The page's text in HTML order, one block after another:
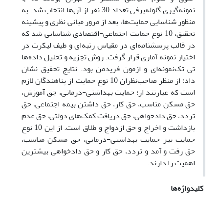
نمونه‌گیری گلوله‌برفی تعداد 30 نفر از آن‌ها انتخاب شد. به
منظور شناسایی حمایت‌ها، بعد از مرور مبانی نظری و پیشینه
تحقیق، 10 نوع حمایت اجتماعی-اقتصادی شناسایی شد که
در قالب پرسشنامه‌‌ای در مقیاس رتبه‌ای و طیف لیکرت در
اختیار نمونه آماری قرار گرفت. روش تجزیه و تحلیل داده‌ها
تی تک‌نمونه‌ای و ازمون فریدمن بود. نتایج تحقیق نشان
داد: از منظر صاحب‌نظران 10 نوع حمایت از پناهندگان لازم
است که عبارتند از؛ حمایت بهداشتی-درمانی، جق آموزش،
حق مسکن مناسب، حق کار، حق داشتن بیمه اجتماعی، حق
تردد، حق دادخواهی، حق دریافت کمک‌های دولتی، حق عدم
بازداشت و اخراج و حق ازدواج و طلاق است. از این 10 نوع
حمایت نیز حمایت بهداشتی-درمانی، حق مسکن مناسب،
حق رفت و آمد و تردد، حق کار و حق دادخواهی بیشترین
اهمیت را دارند.
کلیدواژه‌ها